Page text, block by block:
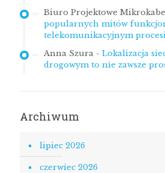
Biuro Projektowe
popularnych mitów
telekomunikacyjnym
Anna Szura - Lokalizacja
drogowym to nie zawsze
Archiwum
lipiec 2026
czerwiec 2026